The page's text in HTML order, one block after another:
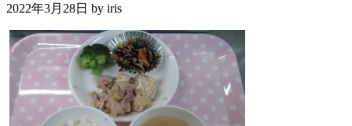
2022年3月28日 by iris